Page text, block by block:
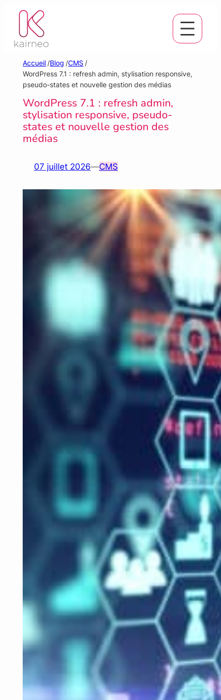
Aller
contenu
Accueil /Blog /CMS /
WordPress 7.1 : refresh admin, stylisation responsive,
pseudo-states et nouvelle gestion des médias
WordPress 7.1 : refresh admin,
stylisation responsive, pseudo-
states et nouvelle gestion des
médias
07 juillet 2026—CMS